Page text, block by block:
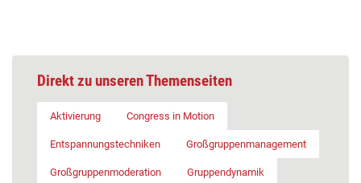
Direkt zu unseren Themenseiten
Aktivierung Congress in Motion
Entspannungstechniken Großgruppenmanagement
Großgruppenmoderation Gruppendynamik